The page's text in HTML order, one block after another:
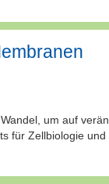
um auf
für Zellbiologie